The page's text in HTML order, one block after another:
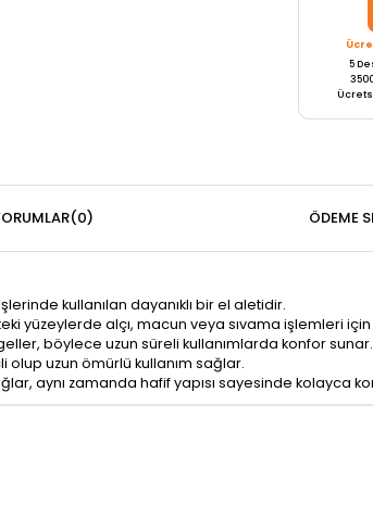
5
(0) ÖDEME
kullanılan dayanıklı bir el aletidir.
yüzeylerde alçı, macun veya sıvama işlemleri
böylece uzun süreli kullanımlarda konfor sunar.
olup uzun ömürlü kullanım sağlar.
aynı zamanda hafif yapısı sayesinde kolayca